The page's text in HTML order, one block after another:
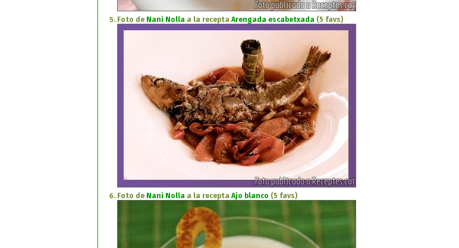
Foto de Nani Nolla a la recepta Arengada escabetxada (5 favs)
Foto de Nani Nolla a la recepta Ajo blanco (5 favs)